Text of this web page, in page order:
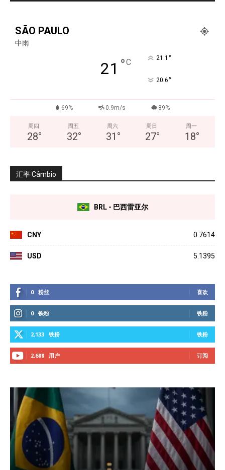
SÃO PAULO
中雨
21 °C 21.1 °
20.6°
69% 0.9m/s 89%
周四
28°
周五
32°
周六
31 °
周日
27°
周一
18°
汇率 Câmbio
BRL - 巴西雷亚尔
CNY 0.7614
USD 5.1395
0 粉丝 喜欢
0 铁粉 铁粉
2,133 铁粉 铁粉
2,688 用户 订阅